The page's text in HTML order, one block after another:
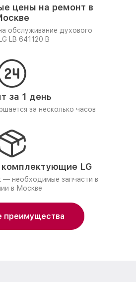
цены на ремонт в
обслуживание духового
LB 641120 B
за 1 день
за несколько часов
LG
— необходимые запчасти в
в Москве
преимущества